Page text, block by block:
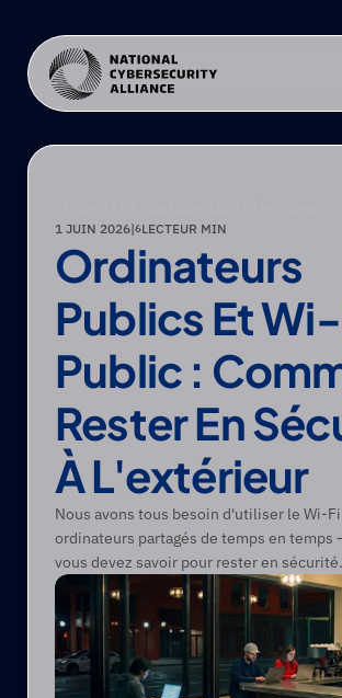
1 JUIN 2026|6LECTEUR MIN
Ordinateurs
Publics Et
Public :
Rester En
À L'extérieur
Nous avons tous besoin d'utiliser le Wi-
ordinateurs partagés de temps en temps
vous devez savoir pour rester en sécurité.